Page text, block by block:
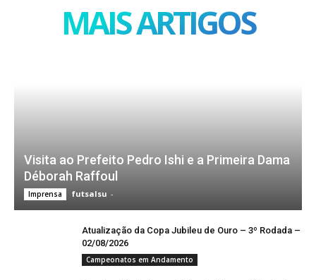
MAIS ARTIGOS
Visita ao Prefeito Pedro Ishi e a Primeira Dama
Déborah Raffoul
Imprensa futsalsu -
Atualização da Copa Jubileu de Ouro – 3º Rodada –
02/08/2026
Campeonatos em Andamento